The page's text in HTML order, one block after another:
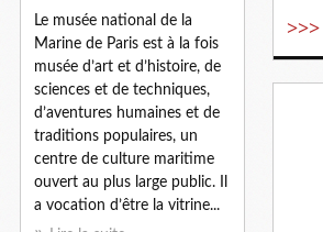
Le musée national de la
Marine de Paris est à la fois
musée d’art et d’histoire, de
sciences et de techniques,
d’aventures humaines et de
traditions populaires, un
centre de culture maritime
ouvert au plus large public. Il
a vocation d’être la vitrine...
>>>